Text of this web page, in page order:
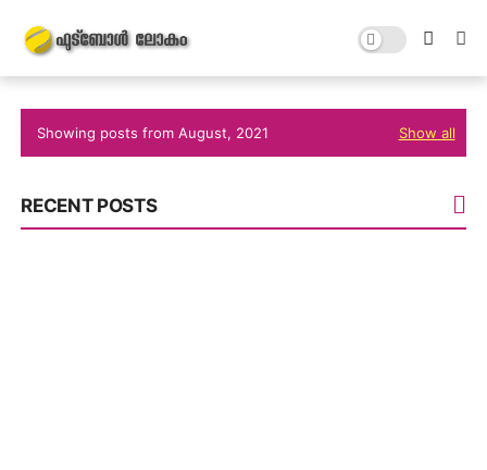
Showing posts from August, 2021 Show all
RECENT POSTS